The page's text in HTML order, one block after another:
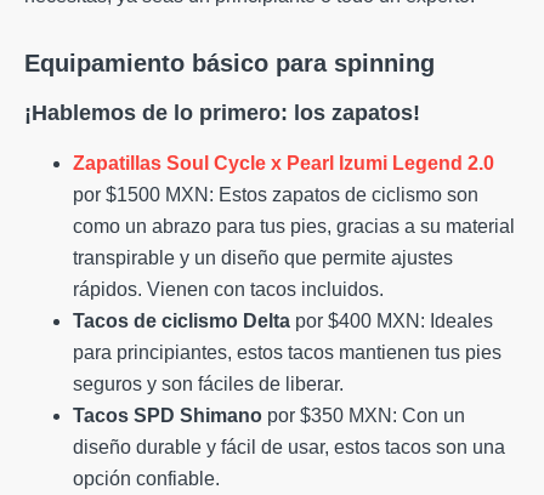
Equipamiento básico para spinning
¡Hablemos de lo primero: los zapatos!
Zapatillas Soul Cycle x Pearl Izumi Legend 2.0
por $1500 MXN: Estos zapatos de ciclismo son
como un abrazo para tus pies, gracias a su material
transpirable y un diseño que permite ajustes
rápidos. Vienen con tacos incluidos.
Tacos de ciclismo Delta por $400 MXN: Ideales
para principiantes, estos tacos mantienen tus pies
seguros y son fáciles de liberar.
Tacos SPD Shimano por $350 MXN: Con un
diseño durable y fácil de usar, estos tacos son una
opción confiable.